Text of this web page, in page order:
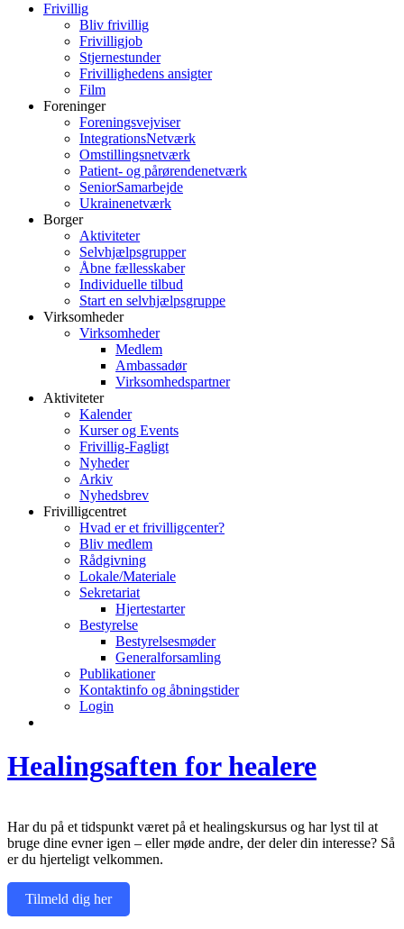
Frivillig
Bliv frivillig
Frivilligjob
Stjernestunder
Frivillighedens ansigter
Film
Foreninger
Foreningsvejviser
IntegrationsNetværk
Omstillingsnetværk
Patient- og pårørendenetværk
SeniorSamarbejde
Ukrainenetværk
Borger
Aktiviteter
Selvhjælpsgrupper
Åbne fællesskaber
Individuelle tilbud
Start en selvhjælpsgruppe
Virksomheder
Virksomheder
Medlem
Ambassadør
Virksomhedspartner
Aktiviteter
Kalender
Kurser og Events
Frivillig-Fagligt
Nyheder
Arkiv
Nyhedsbrev
Frivilligcentret
Hvad er et frivilligcenter?
Bliv medlem
Rådgivning
Lokale/Materiale
Sekretariat
Hjertestarter
Bestyrelse
Bestyrelsesmøder
Generalforsamling
Publikationer
Kontaktinfo og åbningstider
Login
Healingsaften for healere
Har du på et tidspunkt været på et healingskursus og har lyst til at
bruge dine evner igen – eller møde andre, der deler din interesse? Så
er du hjerteligt velkommen.
Tilmeld dig her